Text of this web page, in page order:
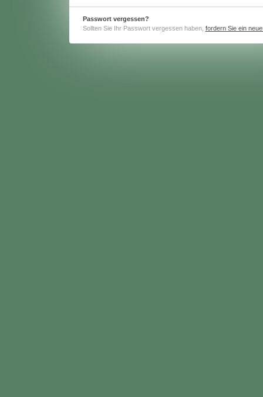
Passwort vergessen?
Sollten Sie Ihr Passwort vergessen haben, fordern Sie ein